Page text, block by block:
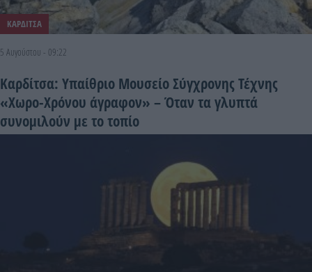
ΚΑΡΔΙΤΣΑ
5 Αυγούστου - 09:22
Καρδίτσα: Υπαίθριο Μουσείο Σύγχρονης Τέχνης
«Χωρο-Χρόνου άγραφον» – Όταν τα γλυπτά
συνομιλούν με το τοπίο